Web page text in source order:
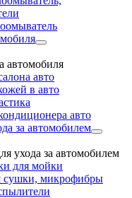
автомобиля
авто
в авто
авто
за автомобилем
ухода за автомобилем
для мойки
сушки, микрофибры